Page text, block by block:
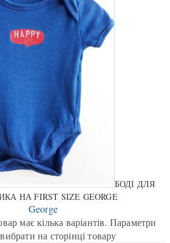
БОДІ ДЛЯ
НА FIRST SIZE GEORGE
George
має кілька варіантів. Параметри
на сторінці товару